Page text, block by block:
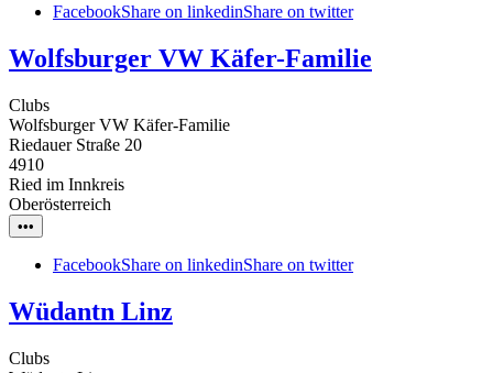
FacebookShare on linkedinShare on twitter
Wolfsburger VW Käfer-Familie
Clubs
Wolfsburger VW Käfer-Familie
Riedauer Straße 20
4910
Ried im Innkreis
Oberösterreich
•••
FacebookShare on linkedinShare on twitter
Wüdantn Linz
Clubs